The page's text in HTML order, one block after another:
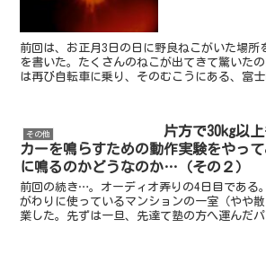
前回は、お正月3日の日に野良ねこがいた場所
を書いた。たくさんのねこが出てきて驚いた
は再び自転車に乗り、そのむこうにある、富
その他
片方で30kg以
カーを鳴らすための動作実験をやっ
に鳴るのかどうなのか…（その２）
前回の続き…。オーディオ弄りの4日目である
がわりに使っているマンションの一室（やや
業した。先ずは一旦、先達て塾の方へ運んだパ